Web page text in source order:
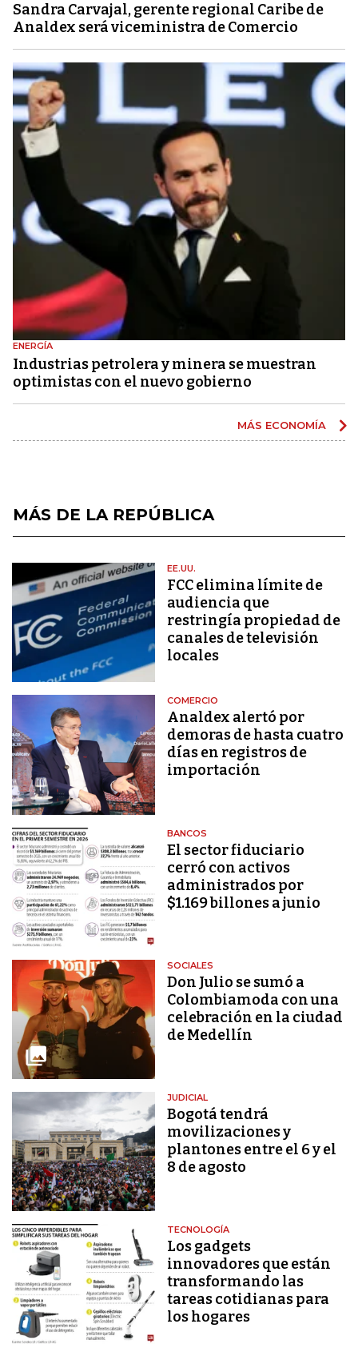
Sandra Carvajal, gerente regional Caribe de
Analdex será viceministra de Comercio
ENERGÍA
Industrias petrolera y minera se muestran
optimistas con el nuevo gobierno
MÁS ECONOMÍA
MÁS DE LA REPÚBLICA
EE.UU.
FCC elimina límite de
audiencia que
restringía propiedad de
canales de televisión
locales
COMERCIO
Analdex alertó por
demoras de hasta cuatro
días en registros de
importación
BANCOS
El sector fiduciario
cerró con activos
administrados por
$1.169 billones a junio
SOCIALES
Don Julio se sumó a
Colombiamoda con una
celebración en la ciudad
de Medellín
JUDICIAL
Bogotá tendrá
movilizaciones y
plantones entre el 6 y el
8 de agosto
TECNOLOGÍA
Los gadgets
innovadores que están
transformando las
tareas cotidianas para
los hogares